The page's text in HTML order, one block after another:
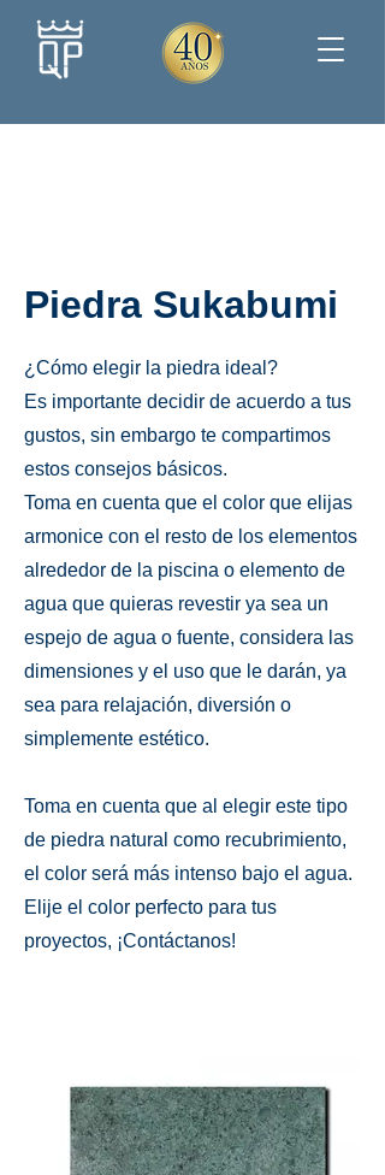
Piedra Sukabumi
¿Cómo elegir la piedra ideal?
Es importante decidir de acuerdo a tus
gustos, sin embargo te compartimos
estos consejos básicos.
Toma en cuenta que el color que elijas
armonice con el resto de los elementos
alrededor de la piscina o elemento de
agua que quieras revestir ya sea un
espejo de agua o fuente, considera las
dimensiones y el uso que le darán, ya
sea para relajación, diversión o
simplemente estético.
Toma en cuenta que al elegir este tipo
de piedra natural como recubrimiento,
el color será más intenso bajo el agua.
Elije el color perfecto para tus
proyectos, ¡Contáctanos!